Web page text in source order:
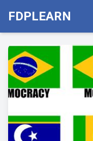
FDPLEARN